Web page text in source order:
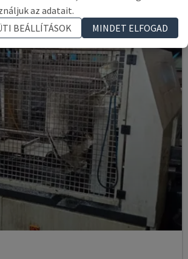
az adatait.
BEÁLLÍTÁSOK
MINDET ELFOGAD